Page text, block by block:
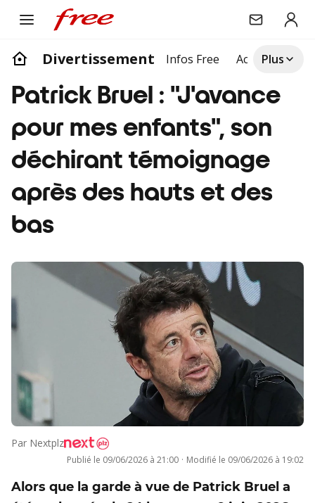
Divertissement Infos Free Actualites
Plus
Patrick Bruel : "J'avance
pour mes enfants", son
déchirant témoignage
après des hauts et des
bas
Par Nextplz
Publié le 09/06/2026 à 21:00 · Modifié le 09/06/2026 à 19:02
Alors que la garde à vue de Patrick Bruel a